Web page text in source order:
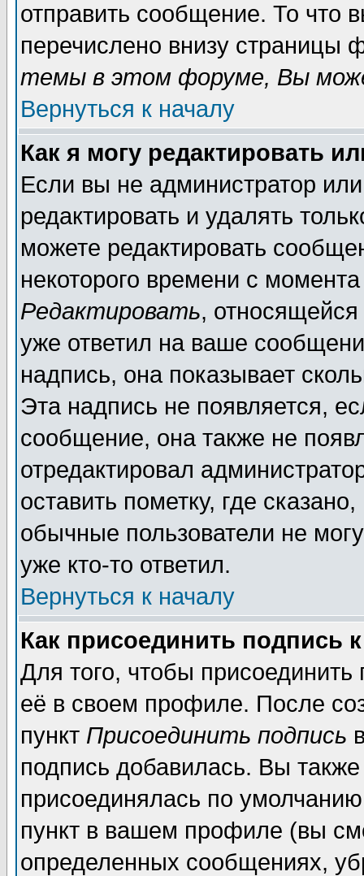
отправить сообщение. То что
перечислено внизу страницы
темы в этом форуме, Вы
Вернуться к началу
Как я могу редактировать
Если вы не администратор
редактировать и удалять
можете редактировать
некоторого времени с
Редактировать,
уже ответил на ваше
надпись, она показывает
Эта надпись не появляется,
сообщение, она также не
отредактировал
оставить пометку, где
обычные пользователи не
уже кто-то ответил.
Вернуться к началу
Как присоединить подпись
Для того, чтобы
её в своем профиле. После
пункт Присоединить подпись
подпись добавилась. Вы
присоединялась по
пункт в вашем профиле (вы
определенных сообщениях,